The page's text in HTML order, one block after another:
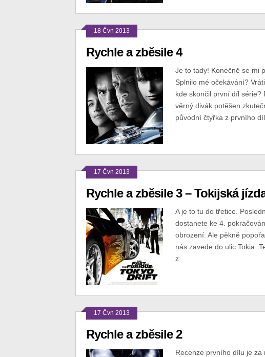
18 Čvn 2013
Rychle a zběsile 4
Je to tady! Konečně se mi
Splnilo mé očekávání?
kde skončil první díl série?
věrný divák potěšen
původní čtyřka z prvního
17 Čvn 2013
Rychle a zběsile 3 – Tokijská
A je to tu do třetice.
dostanete ke 4.
obrození. Ale pěkně
nás zavede do ulic Tokia.
z
17 Čvn 2013
Rychle a zběsile 2
Recenze prvního dílu je